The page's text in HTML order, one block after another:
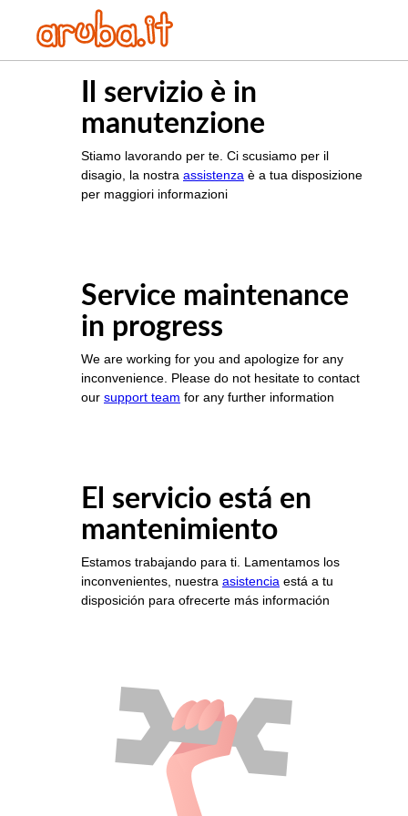
Il servizio è in
manutenzione
Stiamo lavorando per te. Ci scusiamo per il
disagio, la nostra assistenza è a tua disposizione
per maggiori informazioni
Service maintenance
in progress
We are working for you and apologize for any
inconvenience. Please do not hesitate to contact
our support team for any further information
El servicio está en
mantenimiento
Estamos trabajando para ti. Lamentamos los
inconvenientes, nuestra asistencia está a tu
disposición para ofrecerte más información